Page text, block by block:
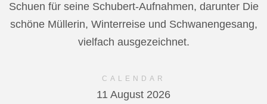
Schuen für seine Schubert-Aufnahmen, darunter Die
schöne Müllerin, Winterreise und Schwanengesang,
vielfach ausgezeichnet.
CALENDAR
11 August 2026